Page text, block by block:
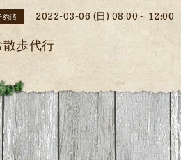
約済 2022-03-06 (日) 08:00～12:00
散歩代行